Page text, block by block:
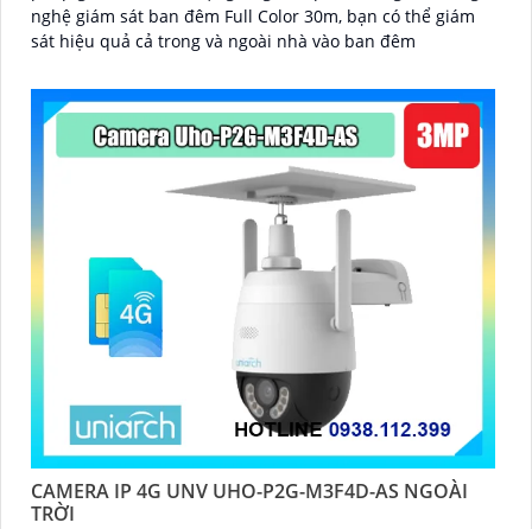
nghệ giám sát ban đêm Full Color 30m, bạn có thể giám
sát hiệu quả cả trong và ngoài nhà vào ban đêm
CAMERA IP 4G UNV UHO-P2G-M3F4D-AS NGOÀI
TRỜI